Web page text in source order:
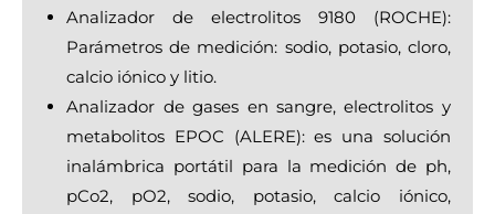
Analizador de electrolitos 9180 (ROCHE):
Parámetros de medición: sodio, potasio, cloro,
calcio iónico y litio.
Analizador de gases en sangre, electrolitos y
metabolitos EPOC (ALERE): es una solución
inalámbrica portátil para la medición de ph,
pCo2, pO2, sodio, potasio, calcio iónico,